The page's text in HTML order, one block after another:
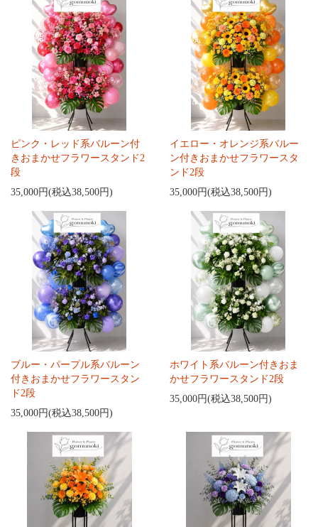
ピンク・レッド系バルーン付
きおまかせフラワースタンド2
段
35,000円(税込38,500円)
イエロー・オレンジ系バルー
ン付きおまかせフラワースタ
ンド2段
35,000円(税込38,500円)
ブルー・パープル系バルーン
付きおまかせフラワースタン
ド2段
35,000円(税込38,500円)
ホワイト系バルーン付きおま
かせフラワースタンド2段
35,000円(税込38,500円)